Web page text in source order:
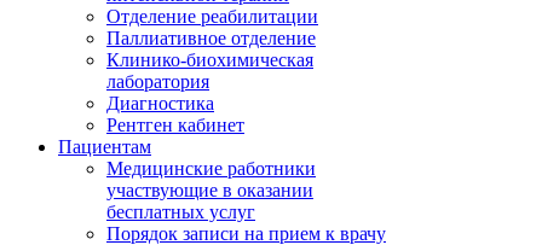
Отделение реабилитации
Паллиативное отделение
Клинико-биохимическая
лаборатория
Диагностика
Рентген кабинет
Пациентам
Медицинские работники
участвующие в оказании
бесплатных услуг
Порядок записи на прием к врачу